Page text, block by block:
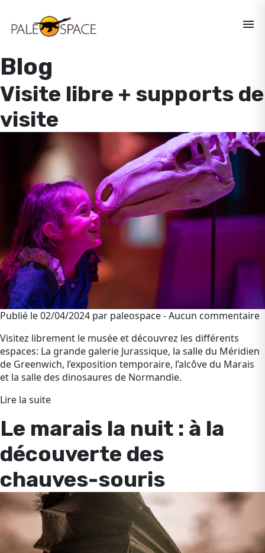
menu
Blog
Visite libre + supports de
visite
Publié le 02/04/2024 par paleospace - Aucun commentaire
Visitez librement le musée et découvrez les différents
espaces: La grande galerie Jurassique, la salle du Méridien
de Greenwich, l’exposition temporaire, l’alcôve du Marais
et la salle des dinosaures de Normandie.
Lire la suite
Le marais la nuit : à la
découverte des
chauves-souris